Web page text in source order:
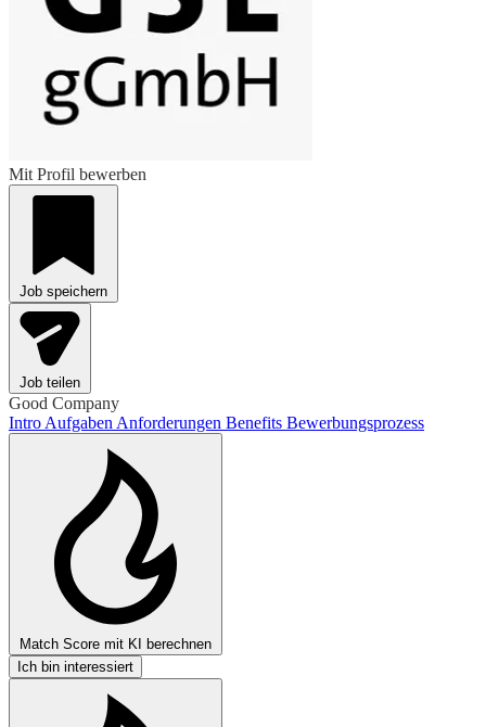
Mit Profil bewerben
Job speichern
Job teilen
Good Company
Intro Aufgaben Anforderungen Benefits Bewerbungsprozess
Match Score mit KI berechnen
Ich bin interessiert